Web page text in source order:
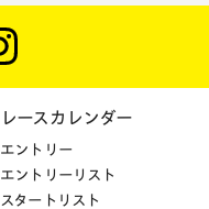
レースカレンダー
エントリー
エントリーリスト
スタートリスト